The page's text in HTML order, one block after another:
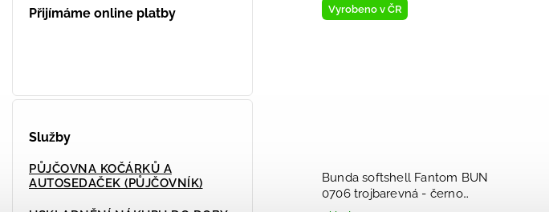
Přijímáme online platby
Služby
PŮJČOVNA KOČÁRKŮ A
AUTOSEDAČEK (PŮJČOVNÍK)
Vystaveno na prodejně
Chlapecké modré kotníkové boty
231313 Garvalín 2025
Novinka
Dětské tenisky modré chlapecké
Biomecanics 252130- 2026